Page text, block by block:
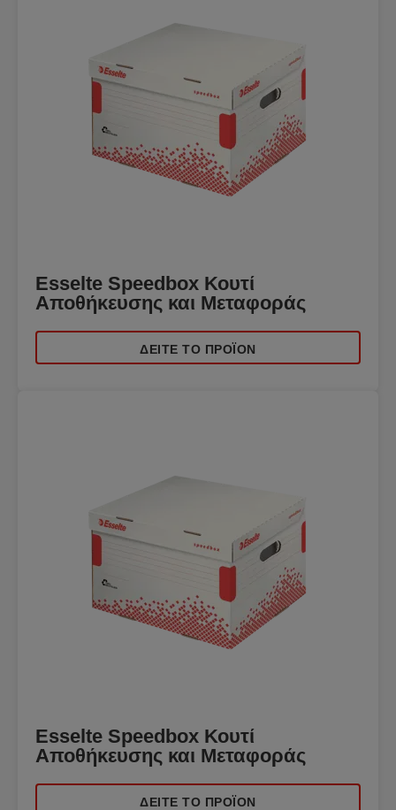
Esselte Speedbox Κουτί
Αποθήκευσης και Μεταφοράς
ΔΕΊΤΕ ΤΟ ΠΡΟΪΌΝ
Esselte Speedbox Κουτί
Αποθήκευσης και Μεταφοράς
ΔΕΊΤΕ ΤΟ ΠΡΟΪΌΝ